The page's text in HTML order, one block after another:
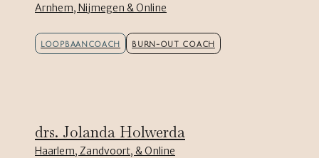
Arnhem, Nijmegen & Online
LOOPBAANCOACH BURN-OUT COACH
drs. Jolanda Holwerda
Haarlem, Zandvoort, & Online